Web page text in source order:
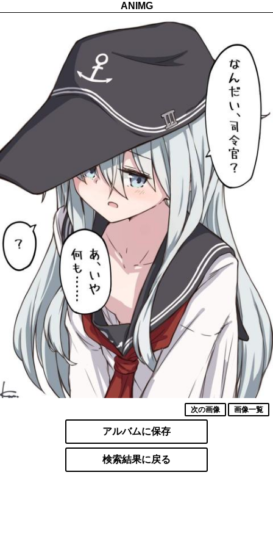
ANIMG
次の画像 画像一覧
アルバムに保存
検索結果に戻る